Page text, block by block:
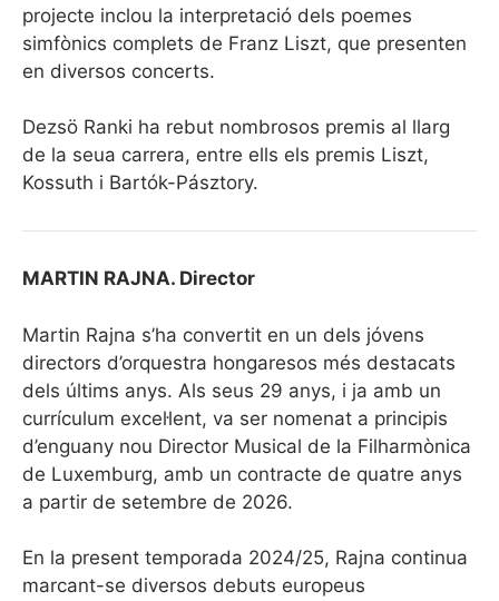
projecte inclou la interpretació dels poemes
simfònics complets de Franz Liszt, que presenten
en diversos concerts.
Dezsö Ranki ha rebut nombrosos premis al llarg
de la seua carrera, entre ells els premis Liszt,
Kossuth i Bartók-Pásztory.
MARTIN RAJNA. Director
Martin Rajna s’ha convertit en un dels jóvens
directors d’orquestra hongaresos més destacats
dels últims anys. Als seus 29 anys, i ja amb un
currículum excel·lent, va ser nomenat a principis
d’enguany nou Director Musical de la Filharmònica
de Luxemburg, amb un contracte de quatre anys
a partir de setembre de 2026.
En la present temporada 2024/25, Rajna continua
marcant-se diversos debuts europeus